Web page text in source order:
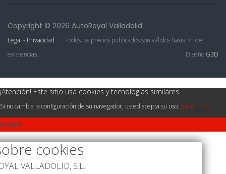
Copyright © 2026 AutoRoyal Valladolid.
Legal - Privacidad
Todos los precios publicados son válidos hasta fin de
existencias.
Diseño G3D
¡Atención! Este sitio usa cookies y tecnologías similares.
Si no cambia la configuración de su navegador, usted acepta su uso. Saber más
Acepto
cookies
VALLADOLID, S.L.